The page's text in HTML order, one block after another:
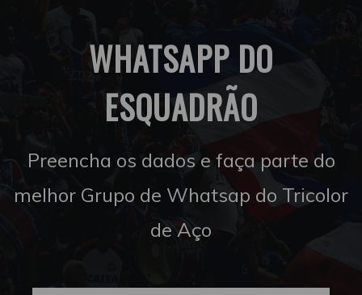
WHATSAPP DO
ESQUADRÃO
Preencha os dados e faça parte do
melhor Grupo de Whatsap do Tricolor
de Aço